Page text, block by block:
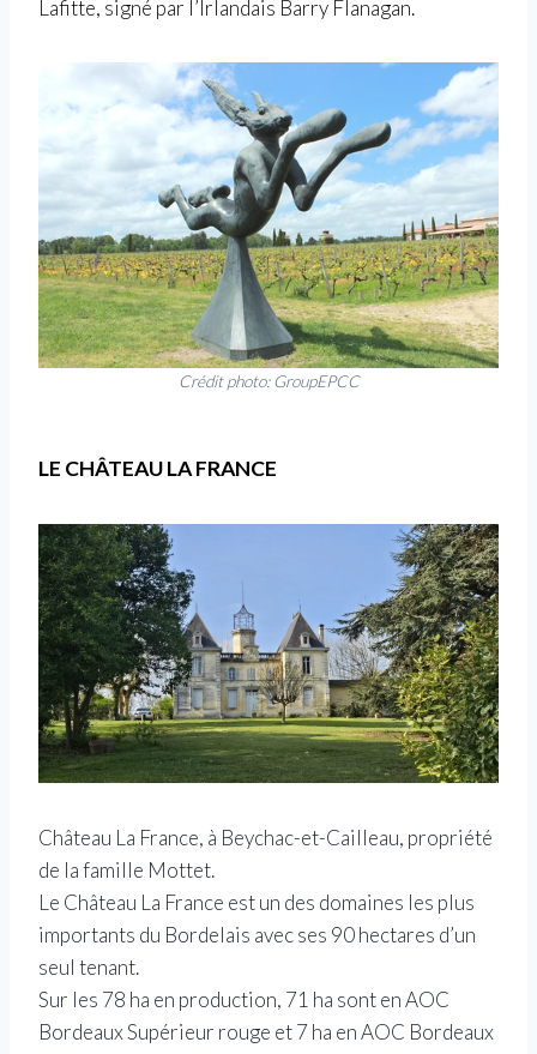
Lafitte, signé par l’Irlandais Barry Flanagan.
Crédit photo: GroupEPCC
LE CHÂTEAU LA FRANCE
Château La France, à Beychac-et-Cailleau, propriété
de la famille Mottet.
Le Château La France est un des domaines les plus
importants du Bordelais avec ses 90 hectares d’un
seul tenant.
Sur les 78 ha en production, 71 ha sont en AOC
Bordeaux Supérieur rouge et 7 ha en AOC Bordeaux